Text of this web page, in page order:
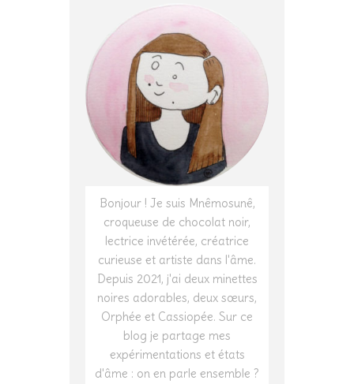
Bonjour ! Je suis Mnêmosunê,
croqueuse de chocolat noir,
lectrice invétérée, créatrice
curieuse et artiste dans l'âme.
Depuis 2021, j'ai deux minettes
noires adorables, deux sœurs,
Orphée et Cassiopée. Sur ce
blog je partage mes
expérimentations et états
d'âme : on en parle ensemble ?